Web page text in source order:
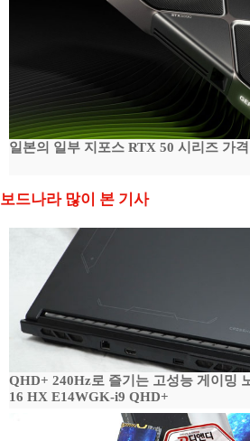
일본의 일부 지포스 RTX 50 시리즈 가
보드나라 많이 본 기사
QHD+ 240Hz로 즐기는 고성능 게이밍
16 HX E14WGK-i9 QHD+